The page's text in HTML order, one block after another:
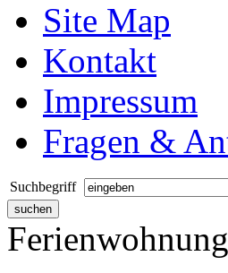
Site Map
Kontakt
Impressum
Fragen &
Suchbegriff